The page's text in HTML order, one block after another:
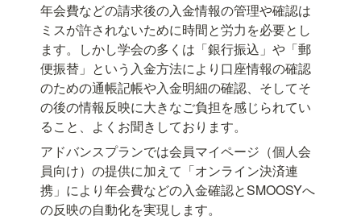
年会費などの請求後の入金情報の管理や確認は
ミスが許されないために時間と労力を必要とし
ます。しかし学会の多くは「銀行振込」や「郵
便振替」という入金方法により口座情報の確認
のための通帳記帳や入金明細の確認、そしてそ
の後の情報反映に大きなご負担を感じられてい
ること、よくお聞きしております。
アドバンスプランでは会員マイページ（個人会
員向け）の提供に加えて「オンライン決済連
携」により年会費などの入金確認とSMOOSYへ
の反映の自動化を実現します。